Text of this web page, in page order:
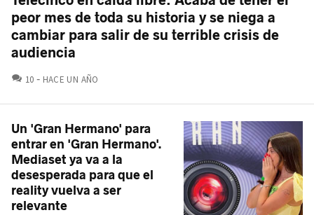
peor mes de toda su historia y se niega a
cambiar para salir de su terrible crisis de
audiencia
10 COMENTARIOS
HACE UN AÑO
Un 'Gran Hermano' para
entrar en 'Gran Hermano'.
Mediaset ya va a la
desesperada para que el
reality vuelva a ser
relevante